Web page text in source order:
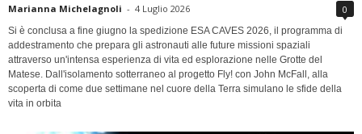
Marianna Michelagnoli - 4 Luglio 2026 0
Si è conclusa a fine giugno la spedizione ESA CAVES 2026, il programma di
addestramento che prepara gli astronauti alle future missioni spaziali
attraverso un'intensa esperienza di vita ed esplorazione nelle Grotte del
Matese. Dall'isolamento sotterraneo al progetto Fly! con John McFall, alla
scoperta di come due settimane nel cuore della Terra simulano le sfide della
vita in orbita